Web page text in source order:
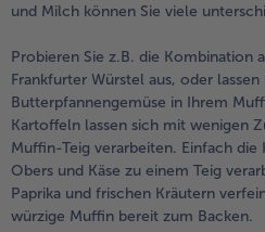
und Milch können Sie viele
Probieren Sie z.B. die Kombination
Frankfurter Würstel aus, oder
Butterpfannengemüse in Ihrem
Kartoffeln lassen sich mit wenigen
Muffin-Teig verarbeiten. Einfach
Obers und Käse zu einem Teig
Paprika und frischen Kräutern
würzige Muffin bereit zum Backen.